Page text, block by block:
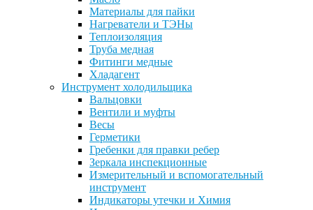
Материалы для пайки
Нагреватели и ТЭНы
Теплоизоляция
Труба медная
Фитинги медные
Хладагент
Инструмент холодильщика
Вальцовки
Вентили и муфты
Весы
Герметики
Гребенки для правки ребер
Зеркала инспекционные
Измерительный и вспомогательный
инструмент
Индикаторы утечки и Химия